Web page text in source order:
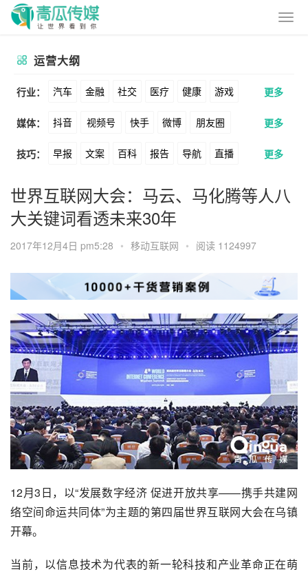
运营大纲
行业： 汽车 金融 社交 医疗 健康 游戏
动漫 美妆 美食 家装 教育 婚纱
酒旅 母婴 宠物 文娱 跨境 科技
广告 元宇宙 房地产
更多
媒体： 抖音 视频号 快手 微博 朋友圈
公众号 B站 小红书 头条 知乎
Soul 360 百度 搜狗 爱奇艺 美柚
美图 最右 神马 谷歌
Tiktok YouTube Yahoo Bing
更多
技巧： 早报 文案 百科 报告 导航 直播
卖货 脚本 话术 电商 私域 社群
涨粉 广告 推广 方案
数据 拉新 活动 用户 游戏 海外
元宇宙 跨境 青瓜通
更多
世界互联网大会：马云、马化腾等人八
大关键词看透未来30年
2017年12月4日 pm5:28 • 移动互联网 • 阅读 1124997
12月3日，以“发展数字经济 促进开放共享——携手共建网
络空间命运共同体”为主题的第四届世界互联网大会在乌镇
开幕。
当前，以信息技术为代表的新一轮科技和产业革命正在萌